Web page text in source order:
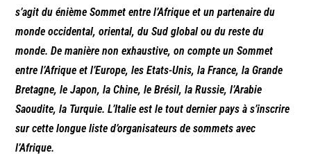
s’agit du énième Sommet entre l’Afrique et un partenaire du
monde occidental, oriental, du Sud global ou du reste du
monde. De manière non exhaustive, on compte un Sommet
entre l’Afrique et l’Europe, les Etats-Unis, la France, la Grande
Bretagne, le Japon, la Chine, le Brésil, la Russie, l’Arabie
Saoudite, la Turquie. L’Italie est le tout dernier pays à s’inscrire
sur cette longue liste d’organisateurs de sommets avec
l’Afrique.